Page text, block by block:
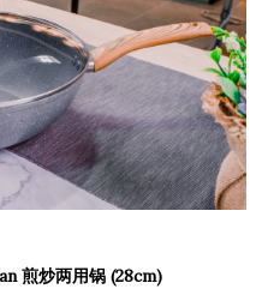
煎炒两用锅 (28cm)